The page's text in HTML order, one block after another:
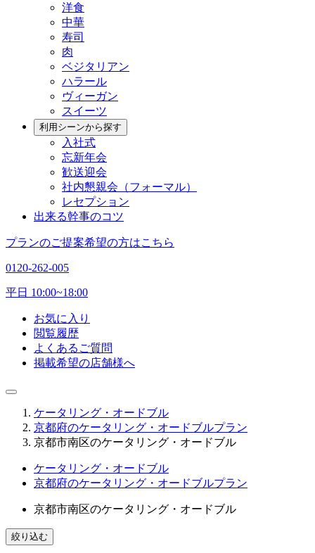
洋食
中華
寿司
肉
ベジタリアン
ハラール
ヴィーガン
スイーツ
利用シーンから探す
入社式
忘新年会
歓送迎会
社内懇親会（フォーマル）
レセプション
出来る幹事のコツ
プランのご提案希望の方はこちら
0120-262-005
平日 10:00~18:00
お気に入り
閲覧履歴
よくあるご質問
掲載希望の店舗様へ
ケータリング・オードブル
京都府のケータリング・オードブルプラン
京都市南区のケータリング・オードブル
ケータリング・オードブル
京都府のケータリング・オードブルプラン
京都市南区のケータリング・オードブル
絞り込む